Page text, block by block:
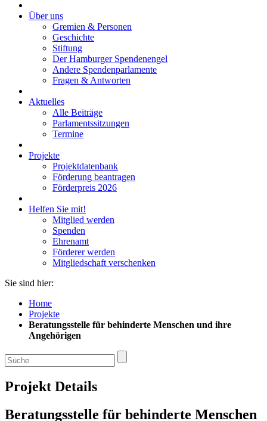
Über uns
Gremien & Personen
Geschichte
Stiftung
Der Hamburger Spendenengel
Andere Spendenparlamente
Fragen & Antworten
Aktuelles
Alle Beiträge
Parlamentssitzungen
Termine
Projekte
Projektdatenbank
Förderung beantragen
Förderpreis 2026
Helfen Sie mit!
Mitglied werden
Spenden
Ehrenamt
Förderer werden
Mitgliedschaft verschenken
Sie sind hier:
Home
Projekte
Beratungsstelle für behinderte Menschen und ihre
Angehörigen
Projekt Details
Beratungsstelle für behinderte Menschen